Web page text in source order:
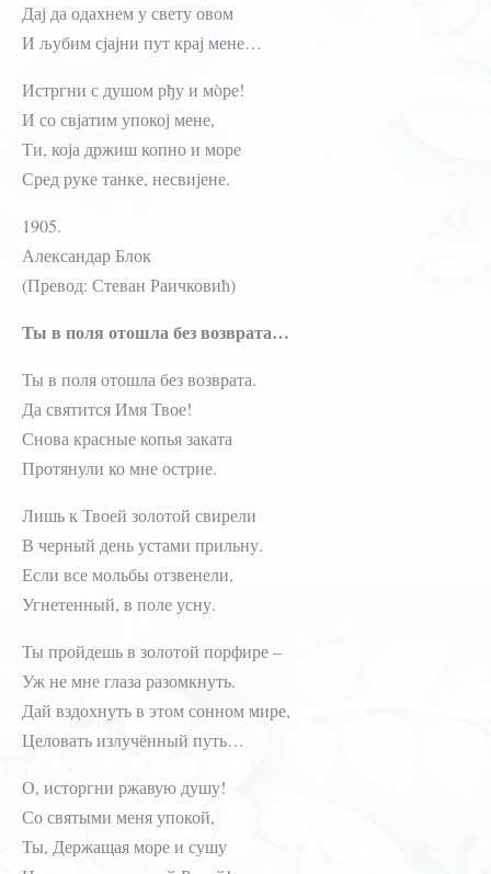
Дај да одахнем у свету овом
И љубим сјајни пут крај мене…
Истргни с душом рђу и мòре!
И со свјатим упокој мене,
Ти, која држиш копно и море
Сред руке танке, несвијене.
1905.
Александар Блок
(Превод: Стеван Раичковић)
Ты в поля отошла без возврата…
Ты в поля отошла без возврата.
Да святится Имя Твое!
Снова красные копья заката
Протянули ко мне острие.
Лишь к Твоей золотой свирели
В черный день устами прильну.
Если все мольбы отзвенели,
Угнетенный, в поле усну.
Ты пройдешь в золотой порфире –
Уж не мне глаза разомкнуть.
Дай вздохнуть в этом сонном мире,
Целовать излучённый путь…
О, исторгни ржавую душу!
Со святыми меня упокой,
Ты, Держащая море и сушу